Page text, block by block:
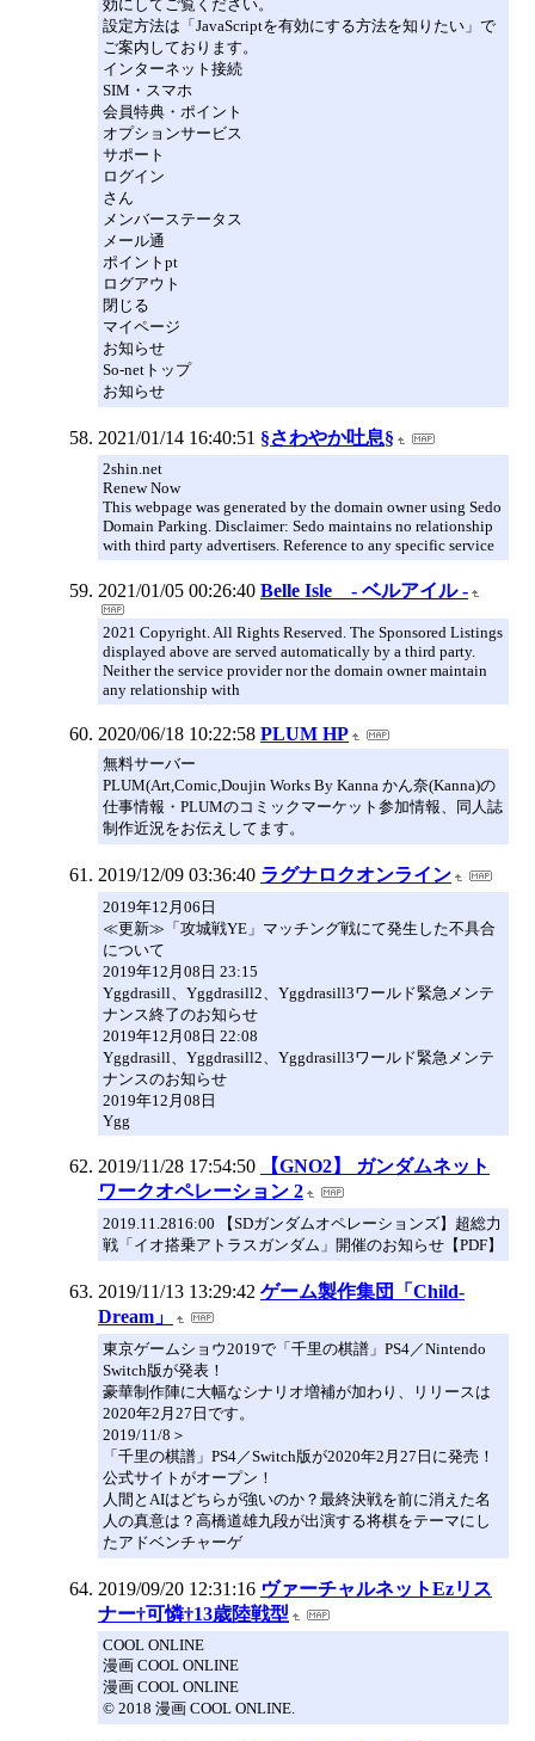
効にしてご覧ください。
設定方法は「JavaScriptを有効にする方法を知りたい」で
ご案内しております。
インターネット接続
SIM・スマホ
会員特典・ポイント
オプションサービス
サポート
ログイン
さん
メンバーステータス
メール通
ポイントpt
ログアウト
閉じる
マイページ
お知らせ
So-netトップ
お知らせ
2021/01/14 16:40:51 §さわやか吐息§
2shin.net
Renew Now
This webpage was generated by the domain owner using Sedo
Domain Parking. Disclaimer: Sedo maintains no relationship
with third party advertisers. Reference to any specific service
2021/01/05 00:26:40 Belle Isle - ベルアイル -
2021 Copyright. All Rights Reserved. The Sponsored Listings
displayed above are served automatically by a third party.
Neither the service provider nor the domain owner maintain
any relationship with
2020/06/18 10:22:58 PLUM HP
無料サーバー
PLUM(Art,Comic,Doujin Works By Kanna かん奈(Kanna)の
仕事情報・PLUMのコミックマーケット参加情報、同人誌
制作近況をお伝えしてます。
2019/12/09 03:36:40 ラグナロクオンライン
2019年12月06日
≪更新≫「攻城戦YE」マッチング戦にて発生した不具合
について
2019年12月08日 23:15
Yggdrasill、Yggdrasill2、Yggdrasill3ワールド緊急メンテ
ナンス終了のお知らせ
2019年12月08日 22:08
Yggdrasill、Yggdrasill2、Yggdrasill3ワールド緊急メンテ
ナンスのお知らせ
2019年12月08日
Ygg
2019/11/28 17:54:50
【GNO2】 ガンダムネット
ワークオペレーション 2
2019.11.2816:00 【SDガンダムオペレーションズ】超総力
戦「イオ搭乗アトラスガンダム」開催のお知らせ【PDF】
2019/11/13 13:29:42 ゲーム製作集団「Child-
Dream」
東京ゲームショウ2019で「千里の棋譜」PS4／Nintendo
Switch版が発表！
豪華制作陣に大幅なシナリオ増補が加わり、リリースは
2020年2月27日です。
2019/11/8＞
「千里の棋譜」PS4／Switch版が2020年2月27日に発売！
公式サイトがオープン！
人間とAIはどちらが強いのか？最終決戦を前に消えた名
人の真意は？高橋道雄九段が出演する将棋をテーマにし
たアドベンチャーゲ
2019/09/20 12:31:16 ヴァーチャルネットEzリス
ナー†可憐†13歳陸戦型
COOL ONLINE
漫画 COOL ONLINE
漫画 COOL ONLINE
© 2018 漫画 COOL ONLINE.